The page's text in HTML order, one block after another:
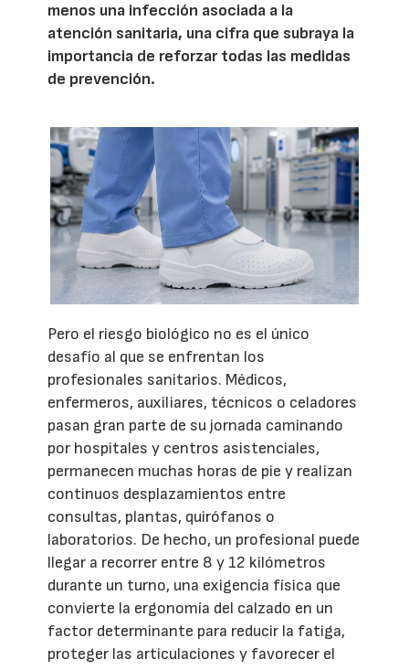
menos una infección asociada a la
atención sanitaria, una cifra que subraya la
importancia de reforzar todas las medidas
de prevención.
Pero el riesgo biológico no es el único
desafío al que se enfrentan los
profesionales sanitarios. Médicos,
enfermeros, auxiliares, técnicos o celadores
pasan gran parte de su jornada caminando
por hospitales y centros asistenciales,
permanecen muchas horas de pie y realizan
continuos desplazamientos entre
consultas, plantas, quirófanos o
laboratorios. De hecho, un profesional puede
llegar a recorrer entre 8 y 12 kilómetros
durante un turno, una exigencia física que
convierte la ergonomía del calzado en un
factor determinante para reducir la fatiga,
proteger las articulaciones y favorecer el